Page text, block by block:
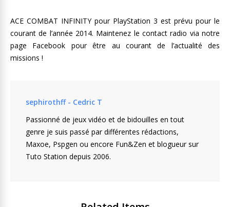
ACE COMBAT INFINITY pour PlayStation 3 est prévu pour le
courant de l’année 2014. Maintenez le contact radio via notre
page Facebook pour être au courant de l’actualité des
missions !
sephirothff - Cedric T
Passionné de jeux vidéo et de bidouilles en tout
genre je suis passé par différentes rédactions,
Maxoe, Pspgen ou encore Fun&Zen et blogueur sur
Tuto Station depuis 2006.